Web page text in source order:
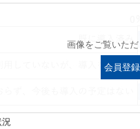
画像をご覧いた
会員登